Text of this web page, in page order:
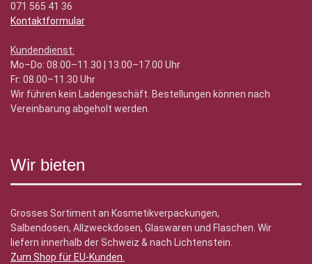
071 565 41 36
Kontaktformular
Kundendienst:
Mo–Do: 08.00–11.30 | 13.00–17.00 Uhr
Fr: 08.00–11.30 Uhr
Wir führen kein Ladengeschäft. Bestellungen können nach
Vereinbarung abgeholt werden.
Wir bieten
Grosses Sortiment an Kosmetikverpackungen,
Salbendosen, Allzweckdosen, Glaswaren und Flaschen. Wir
liefern innerhalb der Schweiz & nach Lichtenstein.
Zum Shop für EU-Kunden.